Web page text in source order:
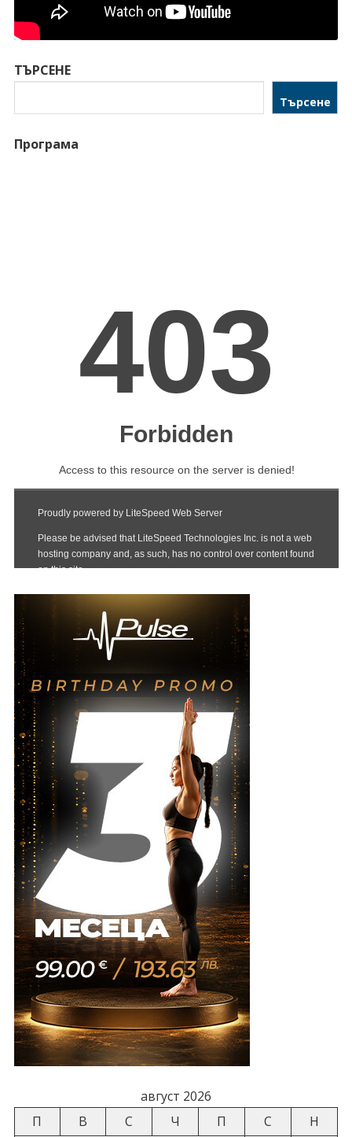
ТЪРСЕНЕ
Търсене
Програма
август 2026
П
В С Ч П С
Н